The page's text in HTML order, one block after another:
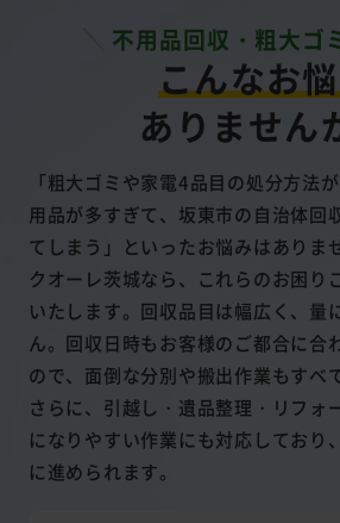
不用品回収・粗大ゴ
こんなお
ありません
「粗大ゴミや家電4品目の処分方法
用品が多すぎて、坂東市の自治体回
てしまう」といったお悩みはありま
クオーレ茨城なら、これらのお困り
いたします。回収品目は幅広く、量
ん。回収日時もお客様のご都合に合
ので、面倒な分別や搬出作業もすべ
さらに、引越し・遺品整理・リフォ
になりやすい作業にも対応しており
に進められます。